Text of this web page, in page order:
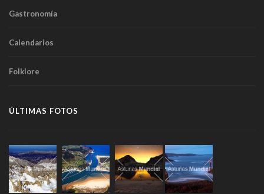
Gastronomía
Calendarios
Folklore
ÚLTIMAS FOTOS